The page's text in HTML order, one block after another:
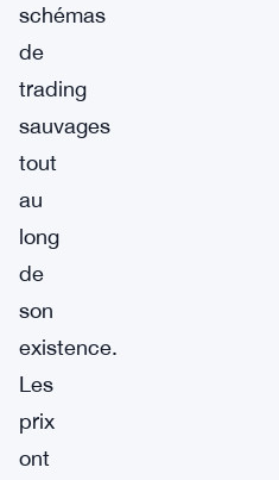
schémas
de
trading
sauvages
tout
au
long
de
son
existence.
Les
prix
ont